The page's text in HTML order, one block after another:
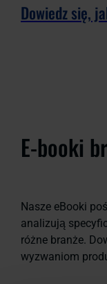
Dowiedz się,
E-booki
Nasze eBooki
analizują
różne branże.
wyzwaniom